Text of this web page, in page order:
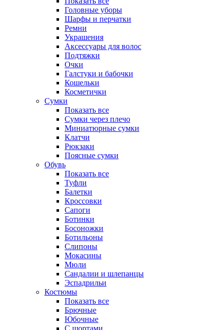
Головные уборы
Шарфы и перчатки
Ремни
Украшения
Аксессуары для волос
Подтяжки
Очки
Галстуки и бабочки
Кошельки
Косметички
Сумки
Показать все
Сумки через плечо
Миниатюрные cумки
Клатчи
Рюкзаки
Поясные сумки
Обувь
Показать все
Туфли
Балетки
Кроссовки
Сапоги
Ботинки
Босоножки
Ботильоны
Слипоны
Мокасины
Мюли
Сандалии и шлепанцы
Эспадрильи
Костюмы
Показать все
Брючные
Юбочные
С шортами